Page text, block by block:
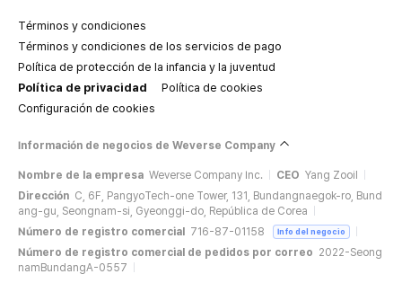
Términos y condiciones
Términos y condiciones de los servicios de pago
Política de protección de la infancia y la juventud
Política de privacidad
Política de cookies
Configuración de cookies
Información de negocios de Weverse Company
Nombre de la empresa Weverse Company Inc. CEO Yang Zooil
Dirección C, 6F, PangyoTech-one Tower, 131, Bundangnaegok-ro, Bund
ang-gu, Seongnam-si, Gyeonggi-do, República de Corea
Número de registro comercial
716-87-01158 Info del negocio
Número de registro comercial de pedidos por correo 2022-Seong
namBundangA-0557